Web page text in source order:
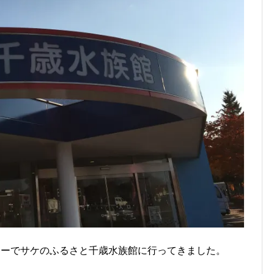
でサケのふるさと千歳水族館に行ってきました。